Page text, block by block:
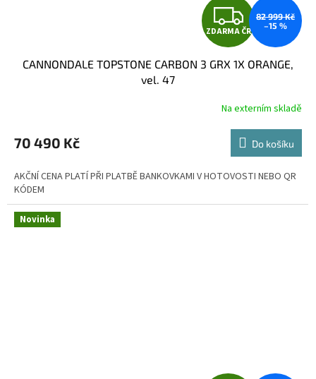
Z
D
A
R
M
A
ZDARMA ČR
82 999 Kč
–15 %
CANNONDALE TOPSTONE CARBON 3 GRX 1X ORANGE,
vel. 47
Na externím skladě
70 490 Kč Do košíku
AKČNÍ CENA PLATÍ PŘI PLATBĚ BANKOVKAMI V HOTOVOSTI NEBO QR
KÓDEM
Novinka